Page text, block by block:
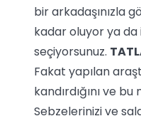
bir arkadaşınızla
kadar oluyor ya
seçiyorsunuz.
Fakat yapılan
kandırdığını ve
Sebzelerinizi ve